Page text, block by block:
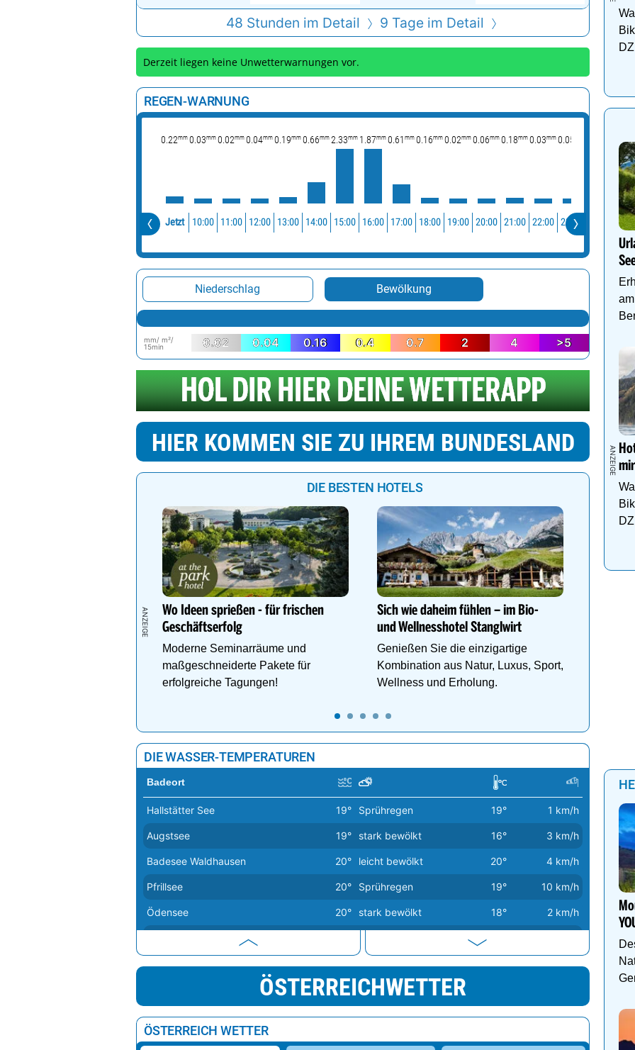
48 Stunden im Detail 9 Tage im Detail
Derzeit liegen keine Unwetterwarnungen vor.
REGEN-WARNUNG
0.22mm 0.03mm 0.02mm 0.04mm 0.19mm 0.66mm 2.33mm 1.87mm 0.61 mm 0.16mm 0.02mm 0.06mm 0.18mm 0.03mm 0.05 0.07
Jetzt 10:00 11:00 12:00 13:00 14:00 15:00 16:00 17:00 18:00 19:00 20:00 21:00 22:00 23:00
Niederschlag Bewölkung
mm/ m²/
15min
0.02 0.04 0.16 0.4 0.7 2 4 >5
HIER KOMMEN SIE ZU IHREM BUNDESLAND
DIE BESTEN HOTELS
Wo Ideen sprießen - für frischen
Geschäftserfolg
Moderne Seminarräume und
maßgeschneiderte Pakete für
erfolgreiche Tagungen!
Sich wie daheim fühlen – im Bio-
und Wellnesshotel Stanglwirt
Genießen Sie die einzigartige
Kombination aus Natur, Luxus, Sport,
Wellness und Erholung.
Ihr
DIE WASSER-TEMPERATUREN
Badeort
Hallstätter See 19° Sprühregen 19° 1 km/h
Augstsee 19° stark bewölkt 16° 3 km/h
Badesee Waldhausen 20° leicht bewölkt 20° 4 km/h
Pfrillsee 20° Sprühregen 19° 10 km/h
Ödensee 20° stark bewölkt 18° 2 km/h
20° wolkig
Gasteiner Badesee 21° wolkenlos 17° 3 km/h
Erlebnisbadesee Eben 21° wolkenlos 17° 4 km/h
ÖSTERREICHWETTER
ÖSTERREICH WETTER